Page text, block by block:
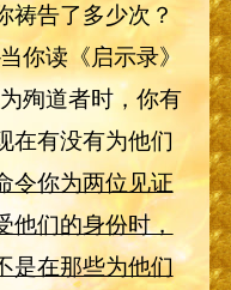
祷告了多少次？
你读《启示录》
殉道者时，你有
在有没有为他们
令你为两位见证
他们的身份时，
是在那些为他们